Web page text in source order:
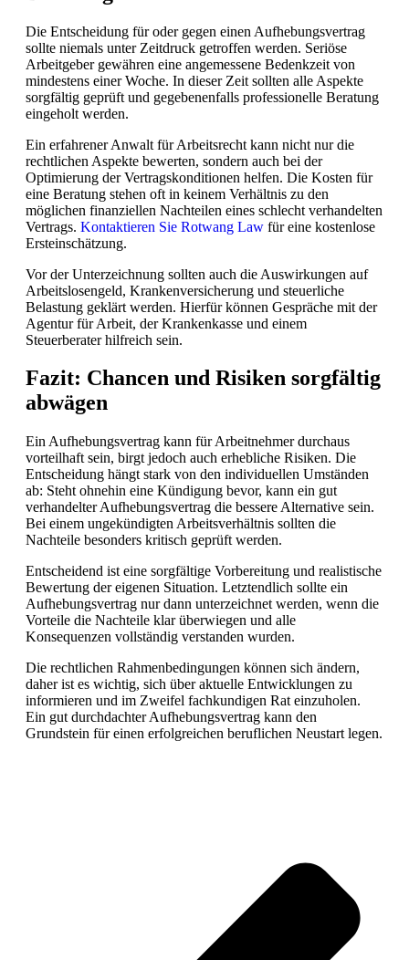
Die Entscheidung für oder gegen einen Aufhebungsvertrag
sollte niemals unter Zeitdruck getroffen werden. Seriöse
Arbeitgeber gewähren eine angemessene Bedenkzeit von
mindestens einer Woche. In dieser Zeit sollten alle Aspekte
sorgfältig geprüft und gegebenenfalls professionelle Beratung
eingeholt werden.
Ein erfahrener Anwalt für Arbeitsrecht kann nicht nur die
rechtlichen Aspekte bewerten, sondern auch bei der
Optimierung der Vertragskonditionen helfen. Die Kosten für
eine Beratung stehen oft in keinem Verhältnis zu den
möglichen finanziellen Nachteilen eines schlecht verhandelten
Vertrags. Kontaktieren Sie Rotwang Law für eine kostenlose
Ersteinschätzung.
Vor der Unterzeichnung sollten auch die Auswirkungen auf
Arbeitslosengeld, Krankenversicherung und steuerliche
Belastung geklärt werden. Hierfür können Gespräche mit der
Agentur für Arbeit, der Krankenkasse und einem
Steuerberater hilfreich sein.
Fazit: Chancen und Risiken sorgfältig
abwägen
Ein Aufhebungsvertrag kann für Arbeitnehmer durchaus
vorteilhaft sein, birgt jedoch auch erhebliche Risiken. Die
Entscheidung hängt stark von den individuellen Umständen
ab: Steht ohnehin eine Kündigung bevor, kann ein gut
verhandelter Aufhebungsvertrag die bessere Alternative sein.
Bei einem ungekündigten Arbeitsverhältnis sollten die
Nachteile besonders kritisch geprüft werden.
Entscheidend ist eine sorgfältige Vorbereitung und realistische
Bewertung der eigenen Situation. Letztendlich sollte ein
Aufhebungsvertrag nur dann unterzeichnet werden, wenn die
Vorteile die Nachteile klar überwiegen und alle
Konsequenzen vollständig verstanden wurden.
Die rechtlichen Rahmenbedingungen können sich ändern,
daher ist es wichtig, sich über aktuelle Entwicklungen zu
informieren und im Zweifel fachkundigen Rat einzuholen.
Ein gut durchdachter Aufhebungsvertrag kann den
Grundstein für einen erfolgreichen beruflichen Neustart legen.